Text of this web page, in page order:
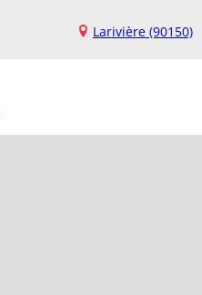
Larivière (90150)